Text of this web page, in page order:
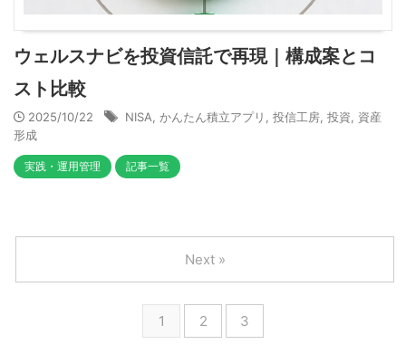
ウェルスナビを投資信託で再現｜構成案とコ
スト比較
2025/10/22 NISA かんたん積立アプリ 投信工房 投資
資産
形成
実践・運用管理 記事一覧
1 2 3
Next »